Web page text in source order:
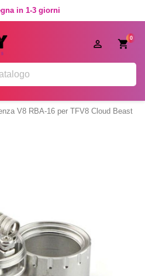
in 1-3 giorni
0

V8 RBA-16 per TFV8 Cloud Beast